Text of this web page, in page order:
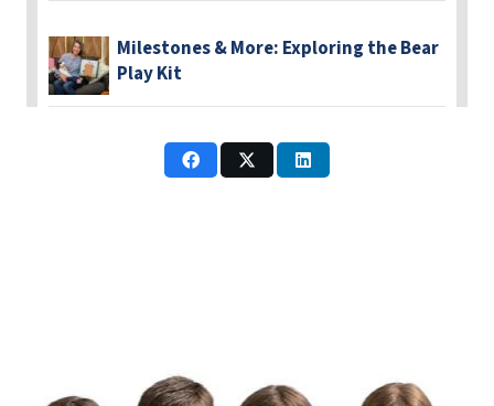
Milestones & More: Exploring the Bear
Play Kit